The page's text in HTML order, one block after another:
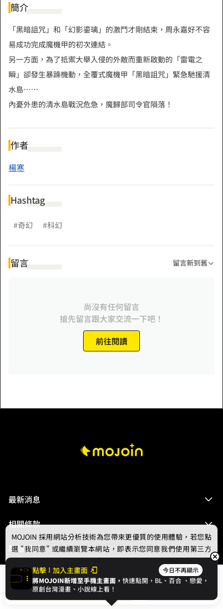
開始閱讀
簡介
「黑暗詛咒」和「幻影鎏璃」的激鬥才剛結束，周永嘉好不容
易成功完成魔機甲的初次連結。
另一方面，為了抵禦大舉入侵的外敵而重新啟動的「雷電之
瞬」卻發生暴躁機動，全覆式魔機甲「黑暗詛咒」緊急馳援清
水島……
內憂外患的清水島戰況危急，魔歸部司令官隕落！
作者
楊寒
Hashtag
#奇幻 #科幻
留言 留言新到舊
尚沒有任何留言
搶先留言跟大家交流一下吧！
前往閱讀
最新消息
相關條款
聯絡我們
© 2024 gamania Digital Entertainment Co., Ltd.
點擊 加入主畫面 今日不再顯示
將MOJOIN新增至手機主畫面，快速點開，BL、百合 、戀愛，
原創台灣漫畫、小說線上看！
MOJOIN 採用網站分析技術為您帶來更優質的使用體驗，若您點
選 "我同意" 或繼續瀏覽本網站，即表示您同意我們使用第三方
Cookie，欲瞭解更多資訊請見隱私權政策。
我同意